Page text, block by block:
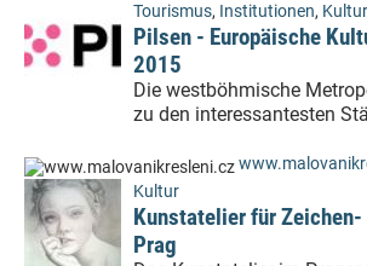
Tourismus, Institutionen, Kultur
Pilsen - Europäische
2015
Die westböhmische
zu den interessantesten
Kultur
Kunstatelier für Zeichen-
Prag